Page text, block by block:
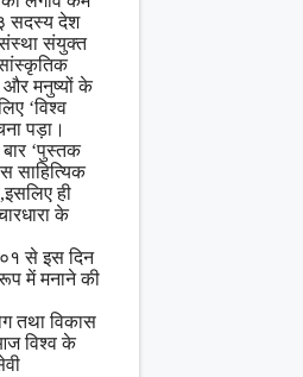
सदस्य देश
संयुक्त
सांस्कृतिक
और मनुष्यों के
‘विश्व
पड़ा।
‘पुस्तक
साहित्यिक
ही
के
से इस दिन
में मनाने की
तथा विकास
विश्व के